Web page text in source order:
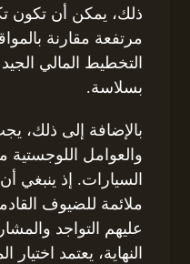
ذلك، يمكن أن تكون
مرتفعة مقارنة
التخطيط المالي
بسلاسة.
بالإضافة إلى ذلك،
والعوامل
السيارات. إذ ينبغي
ملائمة للضيوف
عليهم التواجد
النهاية، يعتمد